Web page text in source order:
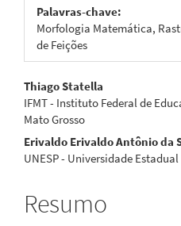
Palavras-chave:
Morfologia Matemática,
de Feições
Conteúdo
do
artigo
principal
Thiago Statella
IFMT - Instituto Federal de
Mato Grosso
Erivaldo Erivaldo Antônio da
UNESP - Universidade
Resumo